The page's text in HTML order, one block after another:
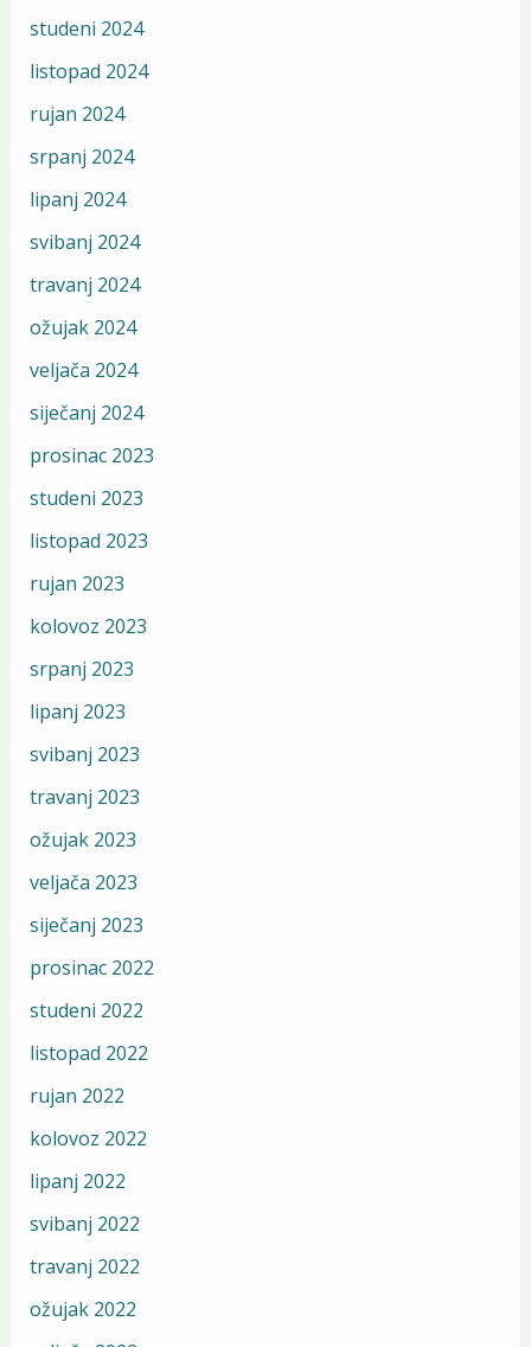
studeni 2024
listopad 2024
rujan 2024
srpanj 2024
lipanj 2024
svibanj 2024
travanj 2024
ožujak 2024
veljača 2024
siječanj 2024
prosinac 2023
studeni 2023
listopad 2023
rujan 2023
kolovoz 2023
srpanj 2023
lipanj 2023
svibanj 2023
travanj 2023
ožujak 2023
veljača 2023
siječanj 2023
prosinac 2022
studeni 2022
listopad 2022
rujan 2022
kolovoz 2022
lipanj 2022
svibanj 2022
travanj 2022
ožujak 2022